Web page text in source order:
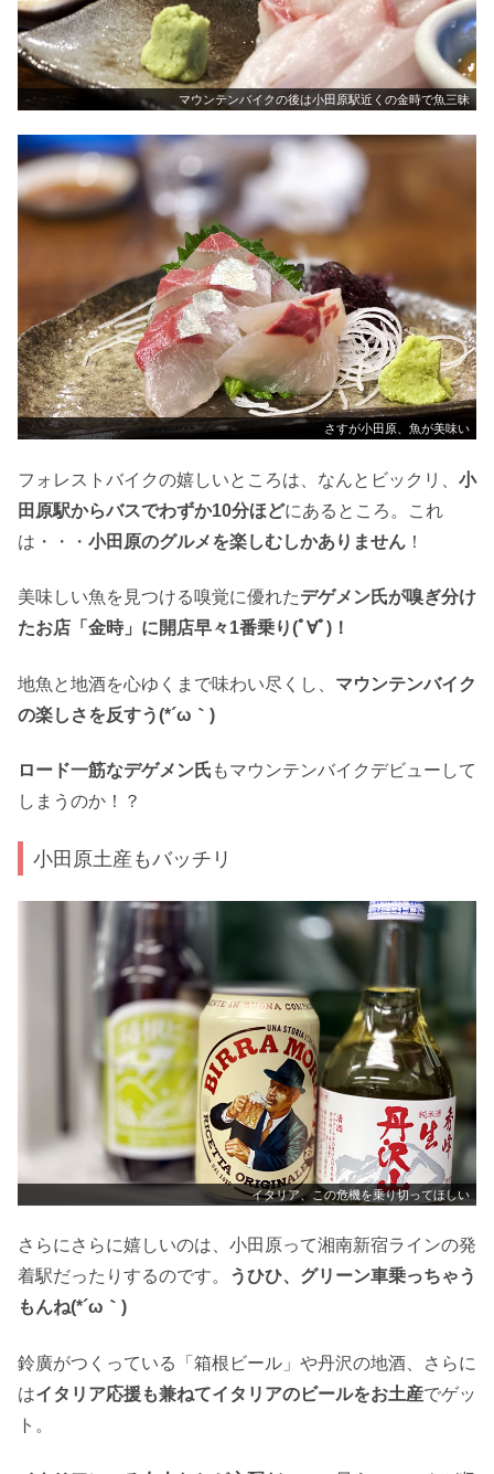
マウンテンバイクの後は小田原駅近くの金時で魚三昧
さすが小田原、魚が美味い
フォレストバイクの嬉しいところは、なんとビックリ、 小
田原駅からバスでわずか10分ほどにあるところ。これ
は・・・ 小田原のグルメを楽しむしかありません ！
美味しい魚を見つける嗅覚に優れたデゲメン氏が嗅ぎ分け
たお店「金時」に開店早々1番乗り(ﾟ∀ﾟ)！
地魚と地酒を心ゆくまで味わい尽くし、 マウンテンバイク
の楽しさを反すう(*´ω｀)
ロード一筋なデゲメン氏 もマウンテンバイクデビューして
しまうのか！？
小田原土産もバッチリ
イタリア、この危機を乗り切ってほしい
さらにさらに嬉しいのは、小田原って湘南新宿ラインの発
着駅だったりするのです。
うひひ、グリーン車乗っちゃう
もんね(*´ω｀)
鈴廣がつくっている「箱根ビール」や丹沢の地酒、さらに
はイタリア応援も兼ねてイタリアのビールをお土産でゲッ
ト。